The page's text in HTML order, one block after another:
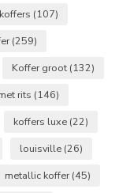
(107)
(259)
Koffer groot (132)
rits (146)
koffers luxe (22)
louisville (26)
metallic koffer (45)